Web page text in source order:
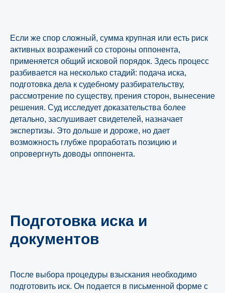
Если же спор сложный, сумма крупная или есть риск
активных возражений со стороны оппонента,
применяется общий исковой порядок. Здесь процесс
разбивается на несколько стадий: подача иска,
подготовка дела к судебному разбирательству,
рассмотрение по существу, прения сторон, вынесение
решения. Суд исследует доказательства более
детально, заслушивает свидетелей, назначает
экспертизы. Это дольше и дороже, но дает
возможность глубже проработать позицию и
опровергнуть доводы оппонента.
Подготовка иска и
документов
После выбора процедуры взыскания необходимо
подготовить иск. Он подается в письменной форме с